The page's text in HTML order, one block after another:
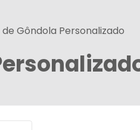
Gôndola Personalizado